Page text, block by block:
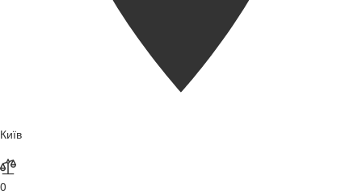
Київ
0